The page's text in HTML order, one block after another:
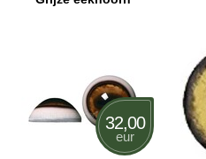
32,00
eur